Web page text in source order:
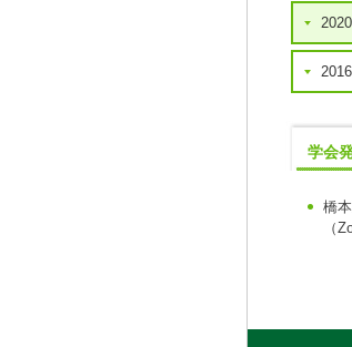
学会
橋
（